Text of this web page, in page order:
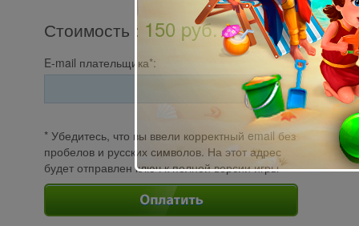
Стоимость : 150 pуб.
E-mail плательщика*:
* Убедитесь, что вы ввели корректный email без
пробелов и русских символов. На этот адрес
будет отправлен ключ к полной версии игры